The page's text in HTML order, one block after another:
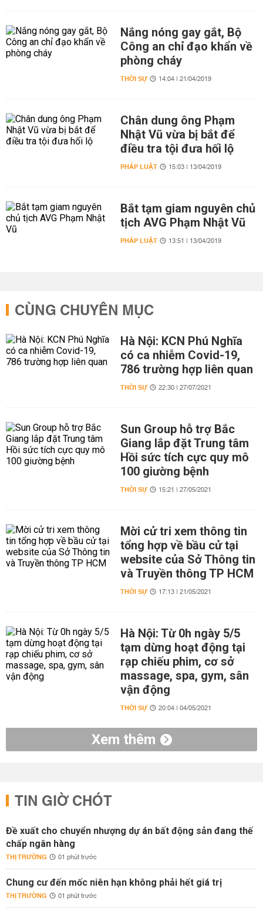
Nắng nóng gay gắt, Bộ
Công an chỉ đạo khẩn về
phòng cháy
THỜI SỰ 14:04 | 21/04/2019
Chân dung ông Phạm
Nhật Vũ vừa bị bắt để
điều tra tội đưa hối lộ
PHÁP LUẬT 15:03 | 13/04/2019
Bắt tạm giam nguyên chủ
tịch AVG Phạm Nhật Vũ
PHÁP LUẬT 13:51 | 13/04/2019
CÙNG CHUYÊN MỤC
Hà Nội: KCN Phú Nghĩa
có ca nhiễm Covid-19,
786 trường hợp liên quan
THỜI SỰ 22:30 | 27/07/2021
Sun Group hỗ trợ Bắc
Giang lắp đặt Trung tâm
Hồi sức tích cực quy mô
100 giường bệnh
THỜI SỰ 15:21 | 27/05/2021
Mời cử tri xem thông tin
tổng hợp về bầu cử tại
website của Sở Thông tin
và Truyền thông TP HCM
THỜI SỰ 17:13 | 21/05/2021
Hà Nội: Từ 0h ngày 5/5
tạm dừng hoạt động tại
rạp chiếu phim, cơ sở
massage, spa, gym, sân
vận động
THỜI SỰ 20:04 | 04/05/2021
Xem thêm
TIN GIỜ CHÓT
Đề xuất cho chuyển nhượng dự án bất động sản đang thế
chấp ngân hàng
THỊ TRƯỜNG 01 phút trước
Chung cư đến mốc niên hạn không phải hết giá trị
THỊ TRƯỜNG 01 phút trước